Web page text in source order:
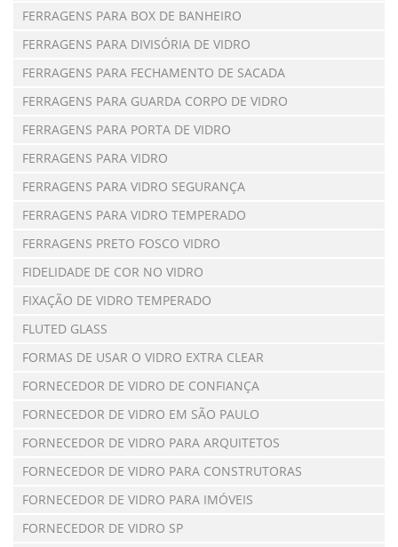
FERRAGENS PARA BOX DE BANHEIRO
FERRAGENS PARA DIVISÓRIA DE VIDRO
FERRAGENS PARA FECHAMENTO DE SACADA
FERRAGENS PARA GUARDA CORPO DE VIDRO
FERRAGENS PARA PORTA DE VIDRO
FERRAGENS PARA VIDRO
FERRAGENS PARA VIDRO SEGURANÇA
FERRAGENS PARA VIDRO TEMPERADO
FERRAGENS PRETO FOSCO VIDRO
FIDELIDADE DE COR NO VIDRO
FIXAÇÃO DE VIDRO TEMPERADO
FLUTED GLASS
FORMAS DE USAR O VIDRO EXTRA CLEAR
FORNECEDOR DE VIDRO DE CONFIANÇA
FORNECEDOR DE VIDRO EM SÃO PAULO
FORNECEDOR DE VIDRO PARA ARQUITETOS
FORNECEDOR DE VIDRO PARA CONSTRUTORAS
FORNECEDOR DE VIDRO PARA IMÓVEIS
FORNECEDOR DE VIDRO SP